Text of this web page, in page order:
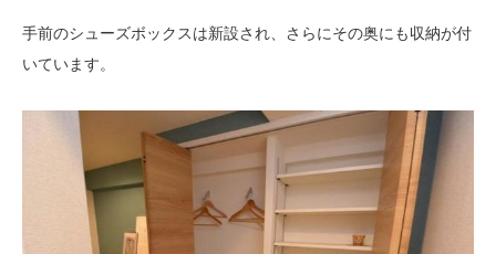
手前のシューズボックスは新設され、さらにその奥にも収納が付
いています。